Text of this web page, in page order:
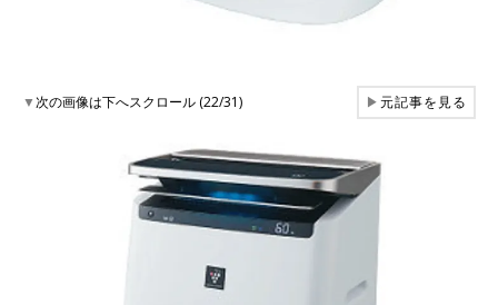
▼次の画像は下へスクロール (22/31) ▶元記事を見る